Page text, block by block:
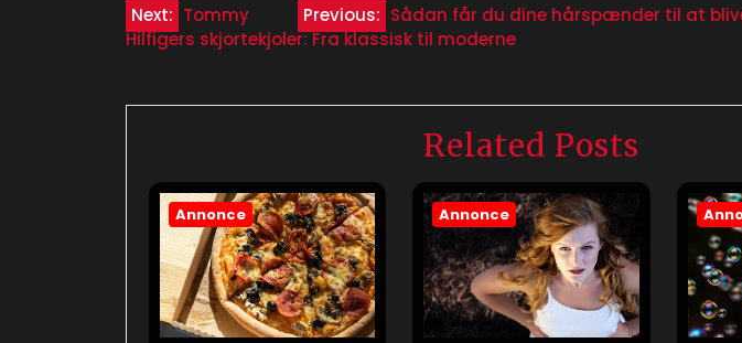
Indlægsnavigation
Previous: Sådan får du dine hårspænder til at
Next: Tommy
Hilfigers skjortekjoler: Fra klassisk til moderne
Related Posts
Annonce Annonce